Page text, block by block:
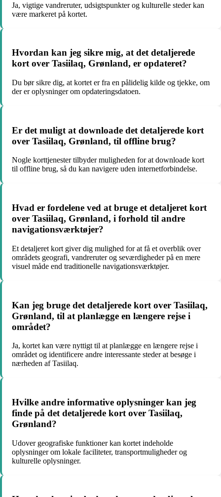
Ja, vigtige vandreruter, udsigtspunkter og kulturelle steder kan
være markeret på kortet.
Hvordan kan jeg sikre mig, at det detaljerede
kort over Tasiilaq, Grønland, er opdateret?
Du bør sikre dig, at kortet er fra en pålidelig kilde og tjekke, om
der er oplysninger om opdateringsdatoen.
Er det muligt at downloade det detaljerede kort
over Tasiilaq, Grønland, til offline brug?
Nogle korttjenester tilbyder muligheden for at downloade kort
til offline brug, så du kan navigere uden internetforbindelse.
Hvad er fordelene ved at bruge et detaljeret kort
over Tasiilaq, Grønland, i forhold til andre
navigationsværktøjer?
Et detaljeret kort giver dig mulighed for at få et overblik over
områdets geografi, vandreruter og seværdigheder på en mere
visuel måde end traditionelle navigationsværktøjer.
Kan jeg bruge det detaljerede kort over Tasiilaq,
Grønland, til at planlægge en længere rejse i
området?
Ja, kortet kan være nyttigt til at planlægge en længere rejse i
området og identificere andre interessante steder at besøge i
nærheden af Tasiilaq.
Hvilke andre informative oplysninger kan jeg
finde på det detaljerede kort over Tasiilaq,
Grønland?
Udover geografiske funktioner kan kortet indeholde
oplysninger om lokale faciliteter, transportmuligheder og
kulturelle oplysninger.